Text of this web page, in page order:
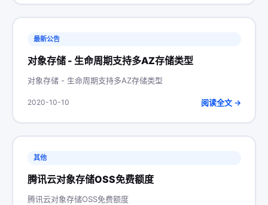
最新公告
对象存储 - 生命周期支持多AZ存储类型
对象存储 - 生命周期支持多AZ存储类型
2020-10-10 阅读全文 →
其他
腾讯云对象存储OSS免费额度
腾讯云对象存储OSS免费额度